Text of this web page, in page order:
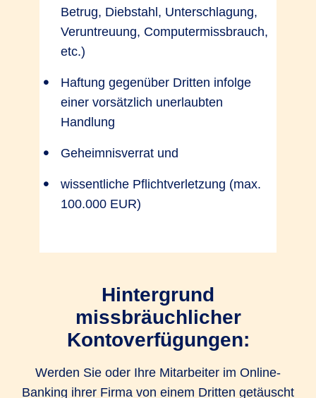
Betrug, Diebstahl, Unterschlagung,
Veruntreuung, Computermissbrauch,
etc.)
Haftung gegenüber Dritten infolge
einer vorsätzlich unerlaubten
Handlung
Geheimnisverrat und
wissentliche Pflichtverletzung (max.
100.000 EUR)
Hintergrund
missbräuchlicher
Kontoverfügungen:
Werden Sie oder Ihre Mitarbeiter im Online-
Banking ihrer Firma von einem Dritten getäuscht